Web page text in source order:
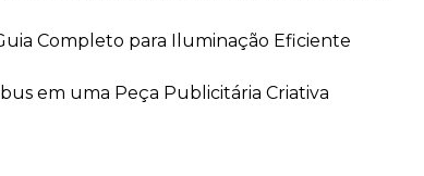
Completo para Iluminação Eficiente
em uma Peça Publicitária Criativa